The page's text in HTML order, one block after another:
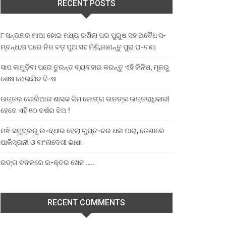
RECENT POSTS
୮ ସନ୍ତାନର ମାଆ ହୋଇ ମଧ୍ୟ ରଖିଲା ପର ପୁରୁଷ ସହ ଅବୈଧ ସ-
ମ୍ବନ୍ଧ,ତା ପରେ ନିଜ ବଡ଼ ପୁଅ ସହ ମିଶି,ଜାଣନ୍ତୁ ପୁରା ଘ-ଟଣା
ସାପ କାମୁଡ଼ିବା ପରେ ତୁରନ୍ତ ବ୍ୟବହାର କରନ୍ତୁ ଏହି ଜିନିଷ, ମୂଳରୁ
ଶେଷ ହୋଇଯିବ ବି-ଷ
ଉତ୍ତର କୋରିଆର ଶାସକ କିମ ଜୋଙ୍ଗ ଉନଙ୍କ ଉତ୍ତରାଧିକାରୀ
ହେବେ ଏହି ୧୦ ବର୍ଷର ଝିଅ !
ମଝି ସମୁଦ୍ରରୁ ଉ-ଦ୍ଧାର ହେଲା ଗୁପ୍ତ-ଚର ଧଳା ପାରା, ଡେଣାରେ
ପାକିସ୍ତାନୀ ଓ ବାଂଲାଦେଶୀ ଭାଷା
ରଙ୍ଗ ବଦଳରେ ର-କ୍ତର ଖେଳ …..
RECENT COMMENTS